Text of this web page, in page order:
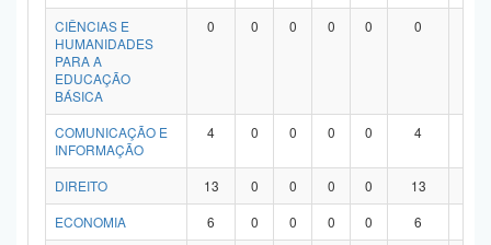
CIÊNCIAS E
HUMANIDADES
PARA A
EDUCAÇÃO
BÁSICA
0 0 0 0 0 0
COMUNICAÇÃO E
INFORMAÇÃO
4 0 0 0 0 4
DIREITO 13 0 0 0 0 13
ECONOMIA
6 0 0 0 0 6